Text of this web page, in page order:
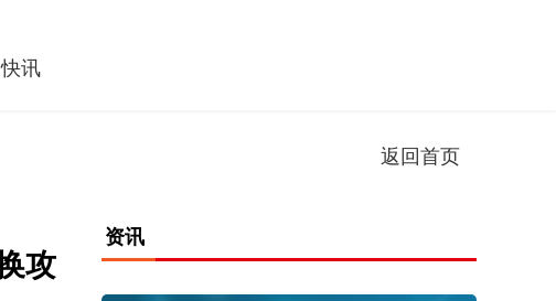
快讯
返回首页
攻
资讯